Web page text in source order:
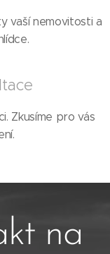
vaší nemovitosti a
Zkusíme pro vás
na